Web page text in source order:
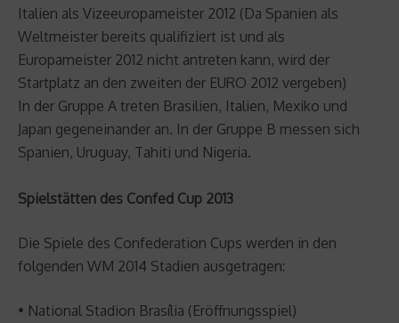
Italien als Vizeeuropameister 2012 (Da Spanien als
Weltmeister bereits qualifiziert ist und als
Europameister 2012 nicht antreten kann, wird der
Startplatz an den zweiten der EURO 2012 vergeben)
In der Gruppe A treten Brasilien, Italien, Mexiko und
Japan gegeneinander an. In der Gruppe B messen sich
Spanien, Uruguay, Tahiti und Nigeria.
Spielstätten des Confed Cup 2013
Die Spiele des Confederation Cups werden in den
folgenden WM 2014 Stadien ausgetragen:
• National Stadion Brasília (Eröffnungsspiel)